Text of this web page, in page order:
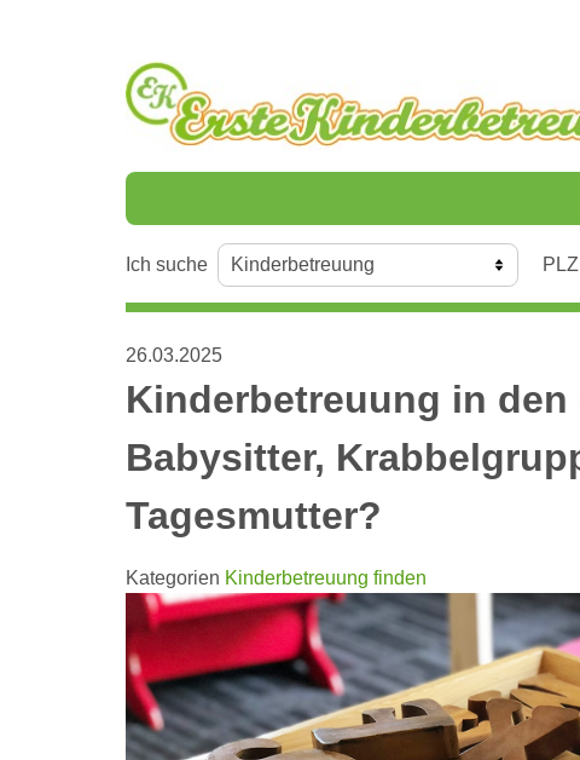
Ich suche PLZ
26.03.2025
Kinderbetreuung in
Babysitter,
Tagesmutter?
Kategorien Kinderbetreuung finden